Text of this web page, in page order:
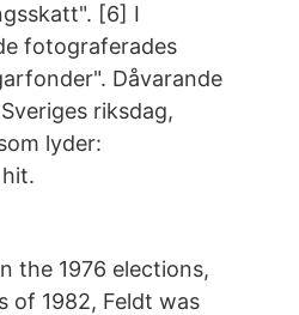
[6] I
fotograferades
Dåvarande
riksdag,
lyder:
the 1976 elections,
of 1982, Feldt was